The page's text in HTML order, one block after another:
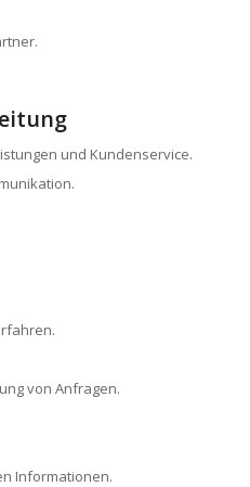
und Kundenservice.
von Anfragen.
Informationen.